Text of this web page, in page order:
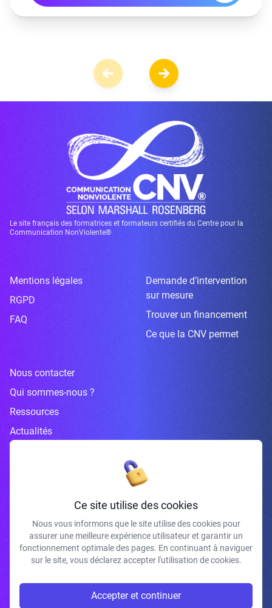
Le site français des formatrices et formateurs certifiés du Centre pour la
Communication NonViolente®
Mentions légales
RGPD
FAQ
Demande d’intervention
sur mesure
Trouver un financement
Ce que la CNV permet
Nous contacter
Qui sommes-nous ?
Ressources
Actualités
Inscrivez-vous à la newsletter
J'accepte de recevoir vos e-mails et confirme avoir pris connaissance de
votre politique de confidentialité et mentions légales.
Ce site utilise des cookies
Nous vous informons que le site utilise des cookies pour
assurer une meilleure expérience utilisateur et garantir un
fonctionnement optimale des pages. En continuant à naviguer
sur le site, vous déclarez accepter l'utilisation de cookies.
Accepter et continuer